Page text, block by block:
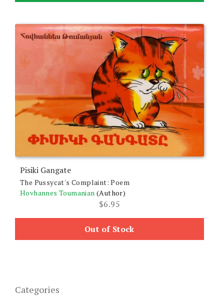
Pisiki Gangate
The Pussycat's Complaint: Poem
Hovhannes Toumanian (Author)
$6.95
Out of Stock
Categories